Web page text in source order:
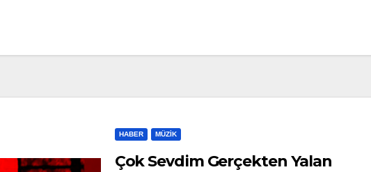
HABER MÜZIK
Çok Sevdim Gerçekten Yalan